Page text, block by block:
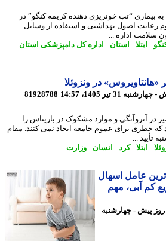
“تب خونریزی دهنده کریمه کنگو” در
اصول بهداشتی و استفاده از وسایل
اداره ...
ابتلا-استان-اداره کل دامپزشکی استان-
81928788
و موارد مشکوک در باریناس را
برای عموم جامعه ایجاد نمی کنند. مقام
...
ابتلا-کرد-انسان-وزارت
عامل اسهال
آبی، مهم
پیش - چهارشنبه